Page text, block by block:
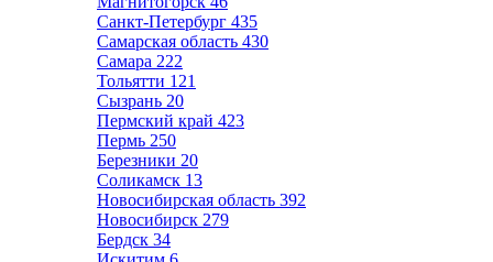
Санкт-Петербург 435
Самарская область 430
Самара 222
Тольятти 121
Сызрань 20
Пермский край 423
Пермь 250
Березники 20
Соликамск 13
Новосибирская область 392
Новосибирск 279
Бердск 34